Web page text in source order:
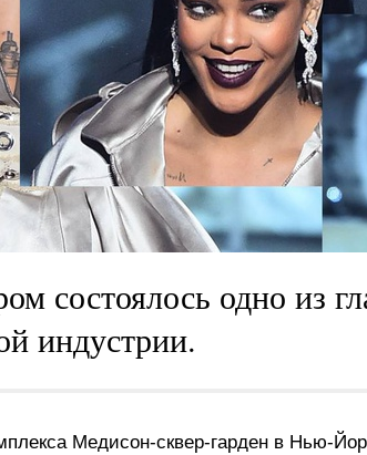
состоялось одно из
индустрии.
Медисон-сквер-гарден в Нью-